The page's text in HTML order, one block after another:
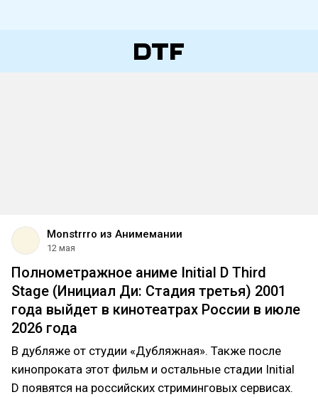
Monstrrro из Анимемании
12 мая
Полнометражное аниме Initial D Third
Stage (Инициал Ди: Стадия третья) 2001
года выйдет в кинотеатрах России в июле
2026 года
В дубляже от студии «Дубляжная». Также после
кинопроката этот фильм и остальные стадии Initial
D появятся на российских стриминговых сервисах.